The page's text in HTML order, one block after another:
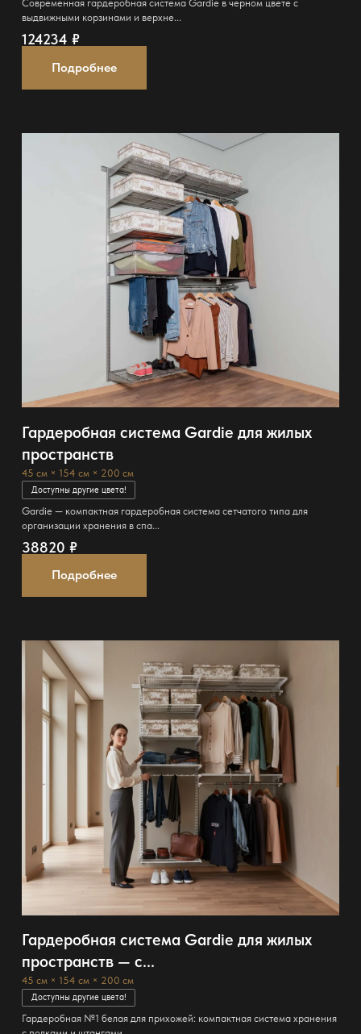
Современная гардеробная система Gardie в черном цвете с
выдвижными корзинами и верхне...
124234 ₽
Подробнее
Гардеробная система Gardie для жилых
пространств
45 см × 154 см × 200 см
Доступны другие цвета!
Gardie — компактная гардеробная система сетчатого типа для
организации хранения в спа...
38820 ₽
Подробнее
Гардеробная система Gardie для жилых
пространств — с...
45 см × 154 см × 200 см
Доступны другие цвета!
Гардеробная №1 белая для прихожей: компактная система хранения